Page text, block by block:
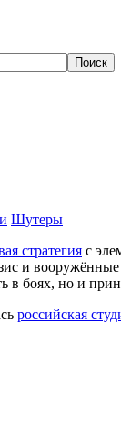
Шутеры
стратегия с
и
в боях, но и
российская